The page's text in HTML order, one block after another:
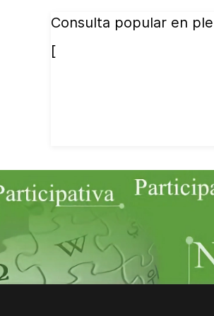
Consulta popular en
[